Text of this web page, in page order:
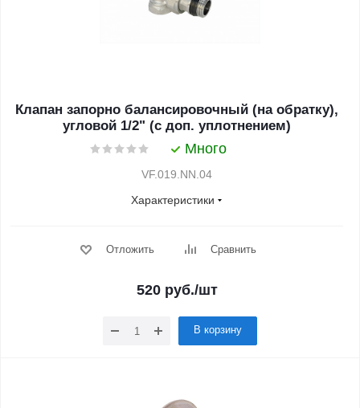
Клапан запорно балансировочный (на обратку),
угловой 1/2" (с доп. уплотнением)
Много
VF.019.NN.04
Характеристики
Отложить Сравнить
520 руб./шт
В корзину